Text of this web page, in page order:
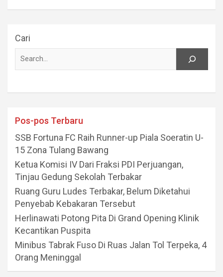
Cari
Pos-pos Terbaru
SSB Fortuna FC Raih Runner-up Piala Soeratin U-
15 Zona Tulang Bawang
Ketua Komisi IV Dari Fraksi PDI Perjuangan,
Tinjau Gedung Sekolah Terbakar
Ruang Guru Ludes Terbakar, Belum Diketahui
Penyebab Kebakaran Tersebut
Herlinawati Potong Pita Di Grand Opening Klinik
Kecantikan Puspita
Minibus Tabrak Fuso Di Ruas Jalan Tol Terpeka, 4
Orang Meninggal